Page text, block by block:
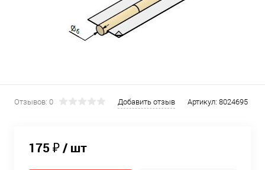
Отзывов: 0 Добавить отзыв Артикул: 8024695
175 ₽/ шт